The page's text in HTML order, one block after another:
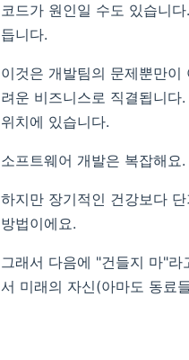
코드가 원인일 수도 있습니
듭니다.
이것은 개발팀의 문제뿐만
려운 비즈니스로 직결됩니
위치에 있습니다.
소프트웨어 개발은 복잡해요.
하지만 장기적인 건강보다
방법이에요.
그래서 다음에 "건들지 마"
서 미래의 자신(아마도 동료